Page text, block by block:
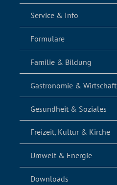
Service & Info
Formulare
Familie & Bildung
Gastronomie & Wirtschaft
Gesundheit & Soziales
Freizeit, Kultur & Kirche
Umwelt & Energie
Downloads